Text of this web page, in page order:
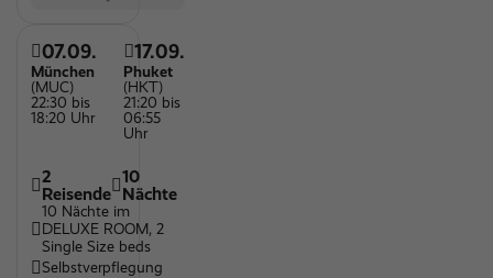
07.09.
München
(MUC)
22:30 bis
18:20 Uhr
17.09.
Phuket
(HKT)
21:20 bis
06:55
Uhr
2
Reisende
10
Nächte
10 Nächte im
DELUXE ROOM, 2
Single Size beds
Selbstverpflegung